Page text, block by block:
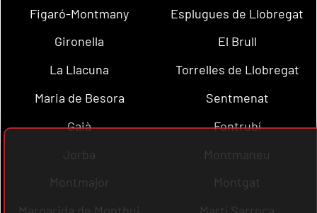
Figaró-Montmany
Esplugues de Llobregat
Gironella
El Brull
La Llacuna
Torrelles de Llobregat
Maria de Besora
Sentmenat
Gaià
Fontrubí
Jorba
Montmaneu
Montmajor
Montgat